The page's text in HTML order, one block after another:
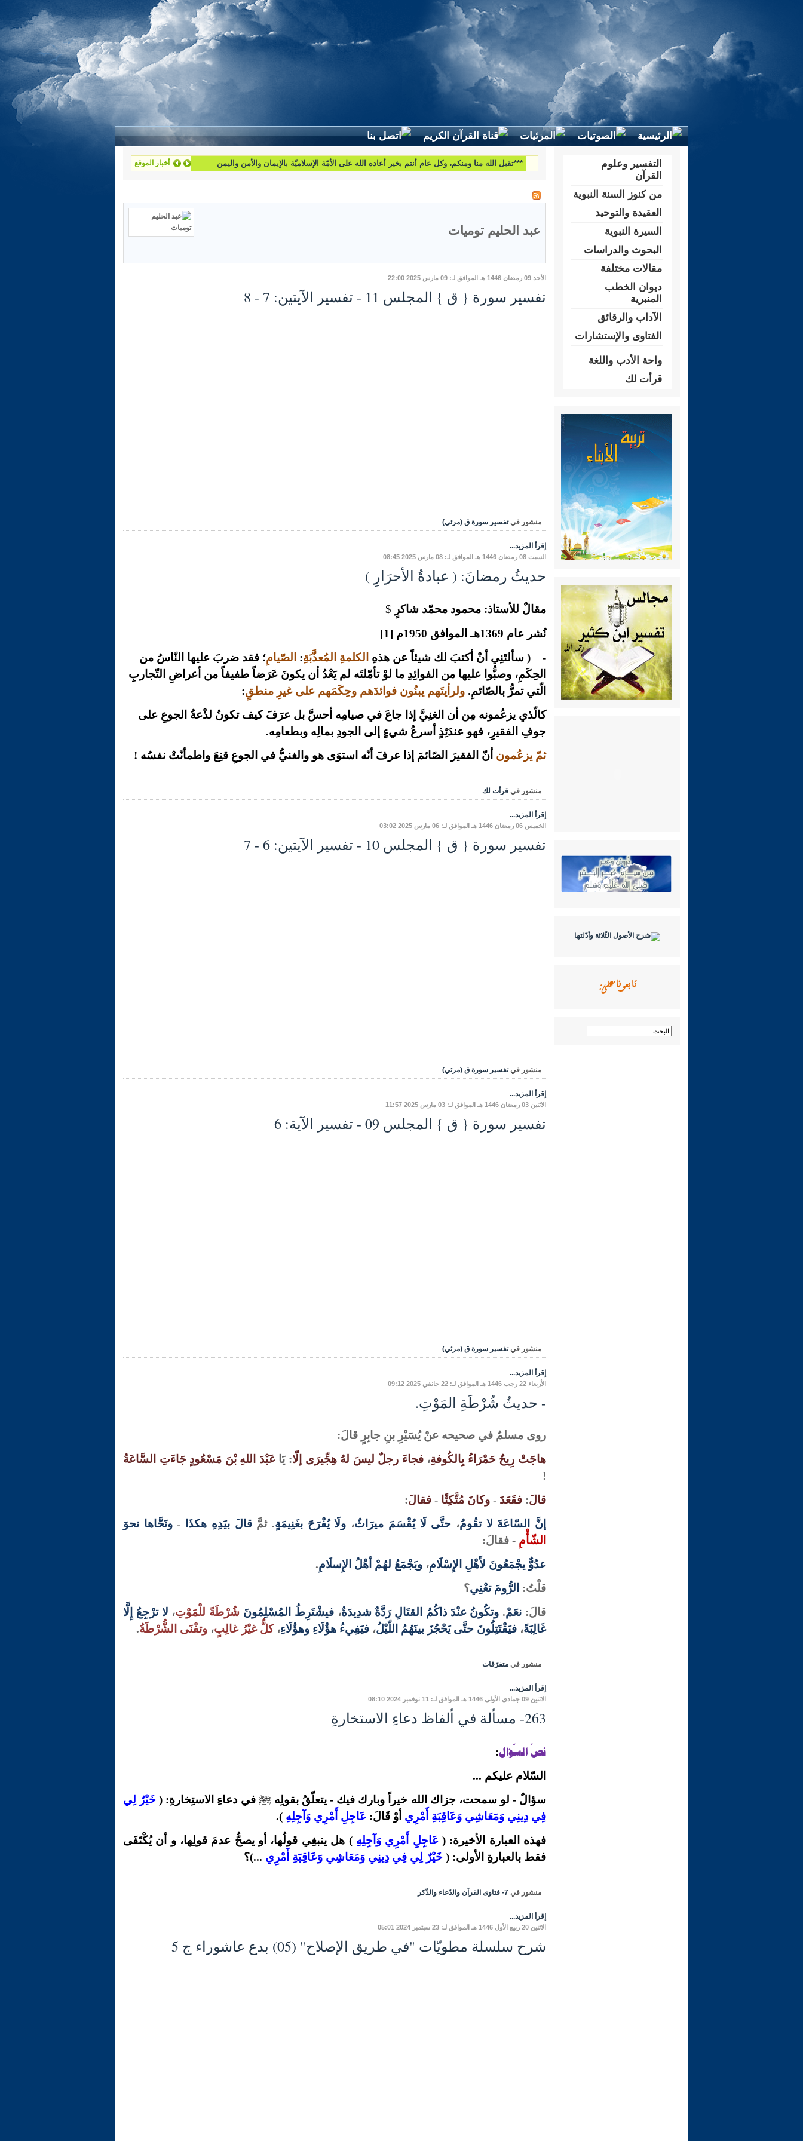
أخبار الموقع
لطرح استفساراتكم وأسئلتكم واقتراحاتكم اتّصلوا بنا على البريد التّالي:
عبد الحليم توميات
الأحد 09 رمضان 1446 هـ الموافق لـ: 09 مارس 2025 22:00
تفسير سورة { ق } المجلس 11 - تفسير الآيتين: 7 - 8
منشور في تفسير سورة ق (مرئي)
إقرأ المزيد...
السبت 08 رمضان 1446 هـ الموافق لـ: 08 مارس 2025 08:45
حديثُ رمضانَ: ( عبادةُ الأحرَارِ )
مقالٌ للأستاذ: محمود محمّد شاكرٍ $
نُشر عام 1369هـ الموافق 1950م
[1]
- ( سألتَنِي أنْ أكتبَ لك شيئاً عن هذهِ الكلمةِ المُعذَّبَةِ: الصّيامِ؛ فقد ضربَ عليها النّاسُ من
الحِكَمِ، وصبُّوا عليها من الفوائِدِ ما لوْ تأمّلتَه لم يَعْدُ أن يكونَ عَرَضاً طفيفاً من أعراضِ التّجاربِ
الّتي تمرُّ بالصّائمِ. ولرأيتَهم يبنُون فوائدَهم وحِكَمَهم على غيرِ منطقٍ:
كالّذي يزعُمونه مِن أن الغنِيَّ إذا جاعَ في صيامِه أحسَّ بل عرَفَ كيف تكونُ لذْعةُ الجوعِ على
جوفِ الفقيرِ، فهو عندَئِذٍ أسرعُ شيءٍ إلى الجودِ بمالِه وبطعامِه.
ثمّ يزعُمون أنّ الفقيرَ الصّائمَ إذا عرفَ أنّه استوَى هو والغنيُّ في الجوعِ قنِعَ واطمأنّتْ نفسُه !
منشور في قرأت لك
إقرأ المزيد...
الخميس 06 رمضان 1446 هـ الموافق لـ: 06 مارس 2025 03:02
تفسير سورة { ق } المجلس 10 - تفسير الآيتين: 6 - 7
منشور في تفسير سورة ق (مرئي)
إقرأ المزيد...
الاثنين 03 رمضان 1446 هـ الموافق لـ: 03 مارس 2025 11:57
تفسير سورة { ق } المجلس 09 - تفسير الآية: 6
منشور في تفسير سورة ق (مرئي)
إقرأ المزيد...
الأربعاء 22 رجب 1446 هـ الموافق لـ: 22 جانفي 2025 09:12
- حديثُ شُرْطَةِ المَوْتِ.
روى مسلمٌ في صحيحه عنْ يُسَيْرِ بنِ جابِرٍ قالَ:
هاجَتْ رِيحٌ حَمْرَاءُ بِالكُوفةِ،فجاءَ رجلٌ ليسَ لهُ هِجِّيرَى إلّا: يَاعَبْدَ اللهِ بْنَ مَسْعُودٍ جَاءَتِ السَّاعَةُ
!
قالَ: فقَعَدَ - وكانَ مُتَّكِئًا - فقالَ:
إنَّ السّاعَةَ لا تقُومُ، حتَّى لَا يُقْسَمَ ميرَاثٌ، ولَا يُفْرَحَ بغَنِيمَةٍ. ثمَّقالَ بيَدِهِ هكذَا -ونَحَّاها نحوَ
الشّأْمِ - فقالَ:
عدُوٌّ يجْمَعُونَ لأَهْلِ الإِسْلَامِ، ويَجْمَعُ لهُمْ أهْلُ الإِسلَامِ.
قلْتُ: الرُّومَ تعْنِي؟
قالَ: نعَمْ. وتكُونُ عنْدَ ذاكُمُ القتَالِ رَدَّةٌ شدِيدَةٌ،فيشْتَرِطُ المُسْلِمُونَ شُرْطَةً للْمَوْتِ، لا ترْجِعُ إِلَّا
غَالِبَةً، فيَقْتَتِلُونَ حتَّى يَحْجُزَ بينَهُمُ اللّيْلُ، فيَفِيءُ هؤُلَاءِ وهؤُلَاءِ،كلٌّ غيْرُ غالِبٍ، وتفْنَى الشُّرْطَةُ.
منشور في متفرّقات
إقرأ المزيد...
الاثنين 09 جمادى الأولى 1446 هـ الموافق لـ: 11 نوفمبر 2024 08:10
263- مسألة في ألفاظ دعاءِ الاستخارةِ
نصّ السّؤال:
السّلام عليكم ...
سؤالٌ - لو سمحت، جزاك الله خيراً وبارك فيك - يتعلّقُ بقولِه ﷺفي دعاءِ الاستِخارةِ: ( خَيْرٌ لِي
فِي دِينِي وَمَعَاشِي وَعَاقِبَةِ أَمْرِي أوْ قَالَ: عَاجِلِ أَمْرِي وَآجِلِهِ ).
فهذه العبارة الأخيرة: (عَاجِلِ أَمْرِي وَآجِلِهِ ) هل ينبغِي قولُها، أو يصحُّ عدمَ قولِها، و أن يُكْتَفَى
فقط بالعبارةِ الأولى: ( خَيْرٌ لِي فِي دِينِي وَمَعَاشِي وَعَاقِبَةِ أَمْرِي ...)؟
منشور في 7- فتاوى القرآن والدّعاء والذّكر
إقرأ المزيد...
الاثنين 20 ربيع الأول 1446 هـ الموافق لـ: 23 سبتمبر 2024 05:01
شرح سلسلة مطويّات "في طريق الإصلاح" (05) بدع عاشوراء ج 5
التفسير وعلوم
القرآن
من كنوز السنة النبوية
العقيدة والتوحيد
السيرة النبوية
البحوث والدراسات
مقالات مختلفة
ديوان الخطب
المنبرية
الآداب والرقائق
الفتاوى والإستشارات
واحة الأدب واللغة
قرأت لك
تابعونا على: